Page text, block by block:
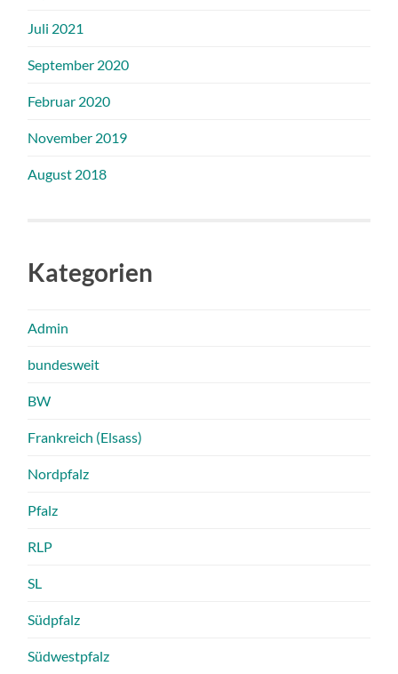
Juli 2021
September 2020
Februar 2020
November 2019
August 2018
Kategorien
Admin
bundesweit
BW
Frankreich (Elsass)
Nordpfalz
Pfalz
RLP
SL
Südpfalz
Südwestpfalz